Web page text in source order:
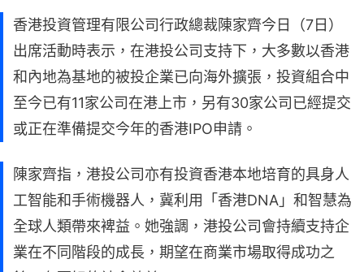
香港投資管理有限公司行政總裁陳家齊今日（7日）
出席活動時表示，在港投公司支持下，大多數以香港
和內地為基地的被投企業已向海外擴張，投資組合中
至今已有11家公司在港上市，另有30家公司已經提交
或正在準備提交今年的香港IPO申請。
陳家齊指，港投公司亦有投資香港本地培育的具身人
工智能和手術機器人，冀利用「香港DNA」和智慧為
全球人類帶來裨益。她強調，港投公司會持續支持企
業在不同階段的成長，期望在商業市場取得成功之